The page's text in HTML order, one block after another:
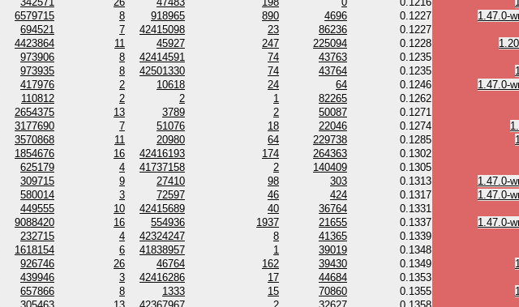
6579715 8 918965 890 4696 0.1227
1.47.0-
694521 7 42415098 23 86236
0.1227
4423864 11 45927 247 225094 0.1228
973906 8 42414591 74 43763
0.1235
973935 8 42501330 74 43764 0.1235
417976 2 10618 24 64 0.1246
1.47.0-
110812 2 2 1 82265
0.1262
2654375 13 3789 2 50087
0.1271
3177690 7 51076 18 22046 0.1274
3570868 11 20980 64 229738 0.1285
1854676 16 42416193 174 264363
0.1302
625179 4 41737158 2 140409
0.1305
309715 9 27410 98 303 0.1313
1.47.0-
580014 3 72597 46 424 0.1317
1.47.0-
449555 10 42415689 40 36764
0.1331
9088420 16 554936 1937 21655 0.1337
1.47.0-
232715 4 42324247 8 41365
0.1339
1618154 6 41838957 1 39019
0.1348
926746 26 46764 162 39430 0.1349
439946 3 42416286 17 44684
0.1353
657866 8 1333 15 70860 0.1355